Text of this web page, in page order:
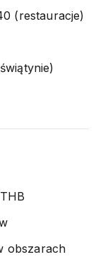
(restauracje)
obszarach